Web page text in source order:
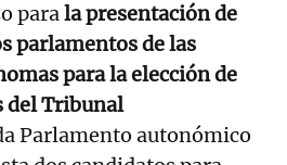
parala presentación de
parlamentos de las
para la elección de
del Tribunal
Parlamento autonómico